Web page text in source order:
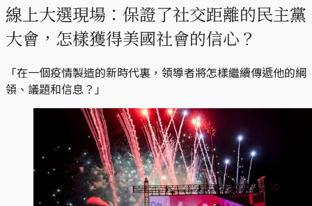
線上大選現場：保證了社交距離的民主黨
大會，怎樣獲得美國社會的信心？
「在一個疫情製造的新時代裏，領導者將怎樣繼續傳遞他的綱
領、議題和信息？」